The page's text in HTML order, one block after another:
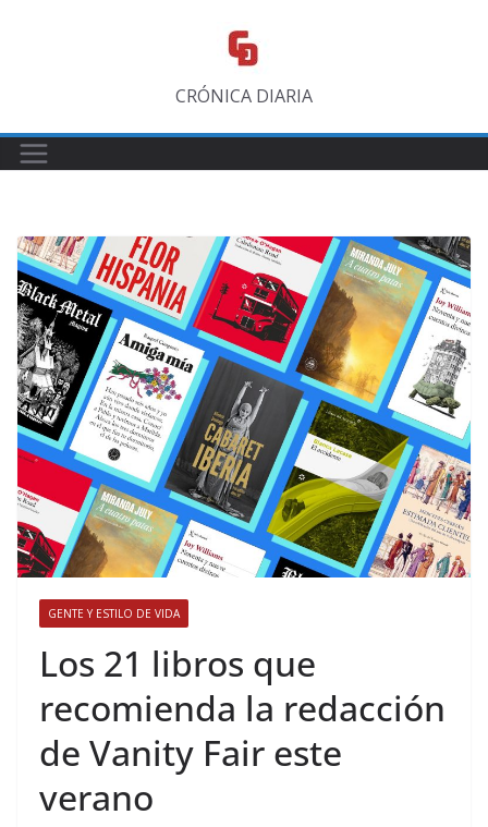
CRÓNICA DIARIA
GENTE Y ESTILO DE VIDA
​Los 21 libros que
recomienda la redacción
de Vanity Fair este
verano